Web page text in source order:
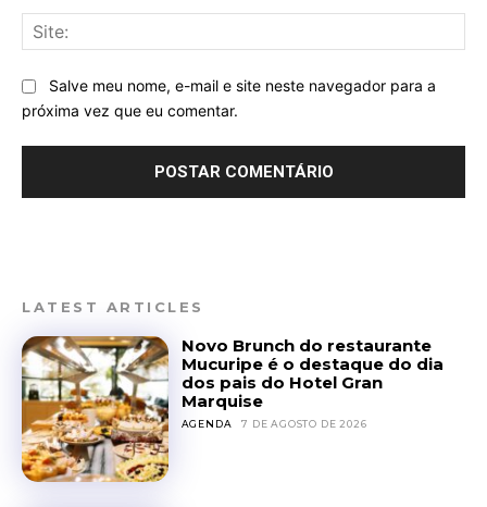
Salve meu nome, e-mail e site neste navegador para a
próxima vez que eu comentar.
LATEST ARTICLES
Novo Brunch do restaurante
Mucuripe é o destaque do dia
dos pais do Hotel Gran
Marquise
AGENDA 7 DE AGOSTO DE 2026